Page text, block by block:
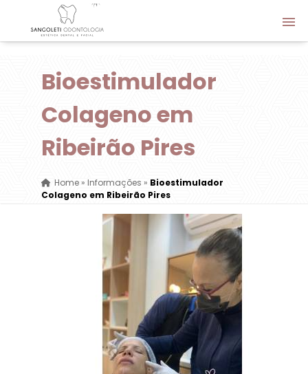
Bioestimulador
Colageno em
Ribeirão Pires
Home» Informações » Bioestimulador
Colageno em Ribeirão Pires